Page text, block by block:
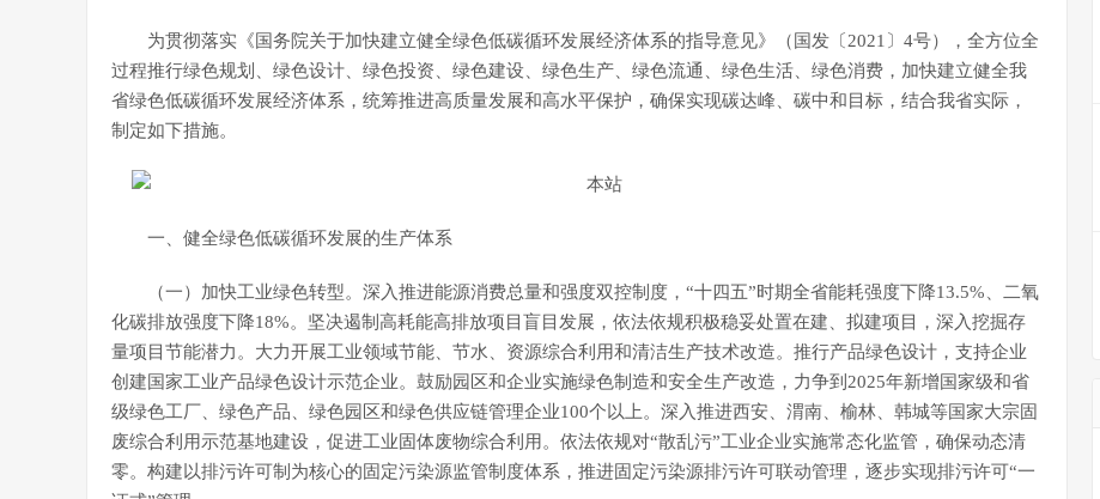
为贯彻落实《国务院关于加快建立健全绿色低碳循环发展经济体系的指导意见》（国发〔2021〕4号），全方位全
过程推行绿色规划、绿色设计、绿色投资、绿色建设、绿色生产、绿色流通、绿色生活、绿色消费，加快建立健全我
省绿色低碳循环发展经济体系，统筹推进高质量发展和高水平保护，确保实现碳达峰、碳中和目标，结合我省实际，
制定如下措施。
一、健全绿色低碳循环发展的生产体系
（一）加快工业绿色转型。深入推进能源消费总量和强度双控制度，“十四五”时期全省能耗强度下降13.5%、二氧
化碳排放强度下降18%。坚决遏制高耗能高排放项目盲目发展，依法依规积极稳妥处置在建、拟建项目，深入挖掘存
量项目节能潜力。大力开展工业领域节能、节水、资源综合利用和清洁生产技术改造。推行产品绿色设计，支持企业
创建国家工业产品绿色设计示范企业。鼓励园区和企业实施绿色制造和安全生产改造，力争到2025年新增国家级和省
级绿色工厂、绿色产品、绿色园区和绿色供应链管理企业100个以上。深入推进西安、渭南、榆林、韩城等国家大宗固
废综合利用示范基地建设，促进工业固体废物综合利用。依法依规对“散乱污”工业企业实施常态化监管，确保动态清
零。构建以排污许可制为核心的固定污染源监管制度体系，推进固定污染源排污许可联动管理，逐步实现排污许可“一